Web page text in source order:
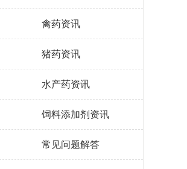
禽药资讯
猪药资讯
水产药资讯
饲料添加剂资讯
常见问题解答